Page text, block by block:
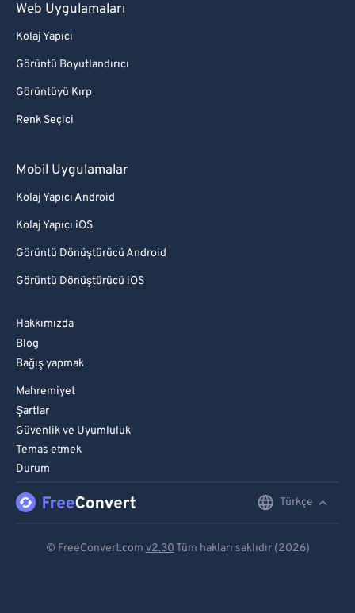
Web Uygulamaları
Kolaj Yapıcı
Görüntü Boyutlandırıcı
Görüntüyü Kırp
Renk Seçici
Mobil Uygulamalar
Kolaj Yapıcı Android
Kolaj Yapıcı iOS
Görüntü Dönüştürücü Android
Görüntü Dönüştürücü iOS
Hakkımızda
Blog
Bağış yapmak
Mahremiyet
Şartlar
Güvenlik ve Uyumluluk
Temas etmek
Durum
Türkçe
© FreeConvert.com v2.30 Tüm hakları saklıdır (2026)